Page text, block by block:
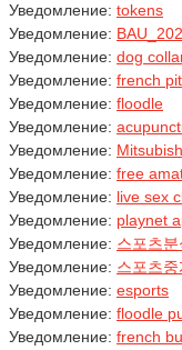
Уведомление: tokens
Уведомление:
Уведомление: dog
Уведомление: french
Уведомление: floodle
Уведомление:
Уведомление:
Уведомление: free
Уведомление: live sex
Уведомление: playnet
Уведомление: 스포츠분
Уведомление: 스포츠중
Уведомление: esports
Уведомление: floodle
Уведомление: french